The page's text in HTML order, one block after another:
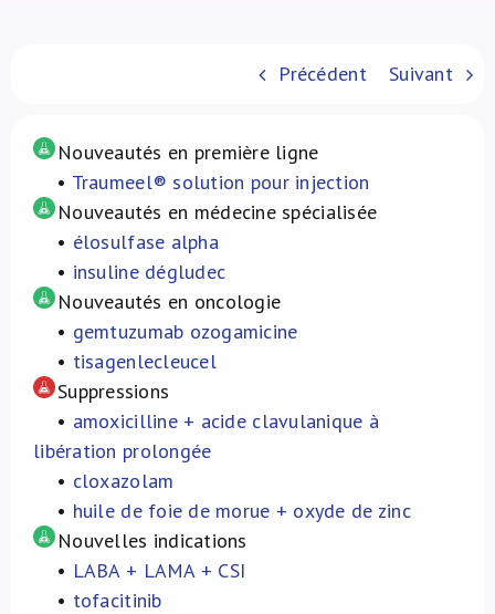
Précédent Suivant
Nouveautés en première ligne
• Traumeel® solution pour injection
Nouveautés en médecine spécialisée
• élosulfase alpha
• insuline dégludec
Nouveautés en oncologie
• gemtuzumab ozogamicine
• tisagenlecleucel
Suppressions
• amoxicilline + acide clavulanique à
libération prolongée
• cloxazolam
• huile de foie de morue + oxyde de zinc
Nouvelles indications
• LABA + LAMA + CSI
• tofacitinib